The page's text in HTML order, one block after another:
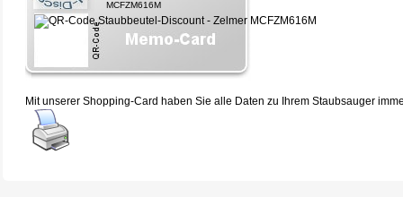
MCFZM616M
Mit unserer Shopping-Card haben Sie alle Daten zu Ihrem Staubsauger